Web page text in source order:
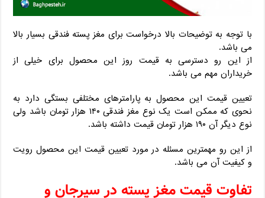
با توجه به توضیحات بالا درخواست برای مغز پسته فندقی بسیار بالا
می باشد.
از این رو دسترسی به قیمت روز این محصول برای خیلی از
خریداران مهم می باشد.
تعیین قیمت این محصول به پارامترهای مختلفی بستگی دارد به
نحوی که ممکن است یک نوع مغز فندقی ۱۴۰ هزار تومان باشد ولی
نوع دیگر آن ۱۹۰ هزار تومان قیمت داشته باشد.
از این رو مهمترین مسئله در مورد تعیین قیمت این محصول رویت
و کیفیت آن می باشد.
تفاوت قیمت مغز پسته در سیرجان و